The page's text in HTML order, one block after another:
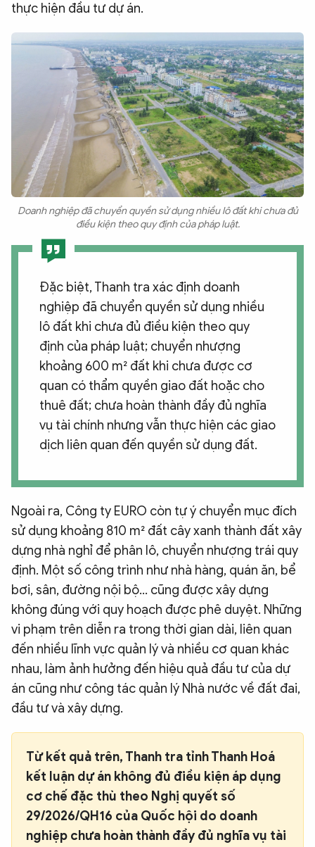
thực hiện đầu tư dự án.
Doanh nghiệp đã chuyển quyền sử dụng nhiều lô đất khi chưa đủ
điều kiện theo quy định của pháp luật.
Đặc biệt, Thanh tra xác định doanh
nghiệp đã chuyển quyền sử dụng nhiều
lô đất khi chưa đủ điều kiện theo quy
định của pháp luật; chuyển nhượng
khoảng 600 m² đất khi chưa được cơ
quan có thẩm quyền giao đất hoặc cho
thuê đất; chưa hoàn thành đầy đủ nghĩa
vụ tài chính nhưng vẫn thực hiện các giao
dịch liên quan đến quyền sử dụng đất.
Ngoài ra, Công ty EURO còn tự ý chuyển mục đích
sử dụng khoảng 810 m² đất cây xanh thành đất xây
dựng nhà nghỉ để phân lô, chuyển nhượng trái quy
định. Một số công trình như nhà hàng, quán ăn, bể
bơi, sân, đường nội bộ... cũng được xây dựng
không đúng với quy hoạch được phê duyệt. Những
vi phạm trên diễn ra trong thời gian dài, liên quan
đến nhiều lĩnh vực quản lý và nhiều cơ quan khác
nhau, làm ảnh hưởng đến hiệu quả đầu tư của dự
án cũng như công tác quản lý Nhà nước về đất đai,
đầu tư và xây dựng.
Từ kết quả trên, Thanh tra tỉnh Thanh Hoá
kết luận dự án không đủ điều kiện áp dụng
cơ chế đặc thù theo Nghị quyết số
29/2026/QH16 của Quốc hội do doanh
nghiệp chưa hoàn thành đầy đủ nghĩa vụ tài